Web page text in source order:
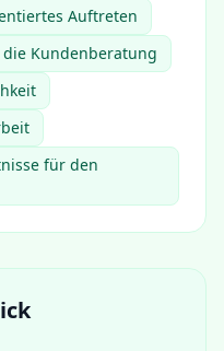
Auftreten
Kundenberatung
für den